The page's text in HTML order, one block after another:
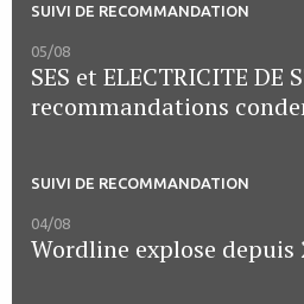
SUIVI DE RECOMMANDATION
05/08
SES et ELECTRICITE DE
recommandations
SUIVI DE RECOMMANDATION
04/08
Wordline explose depuis